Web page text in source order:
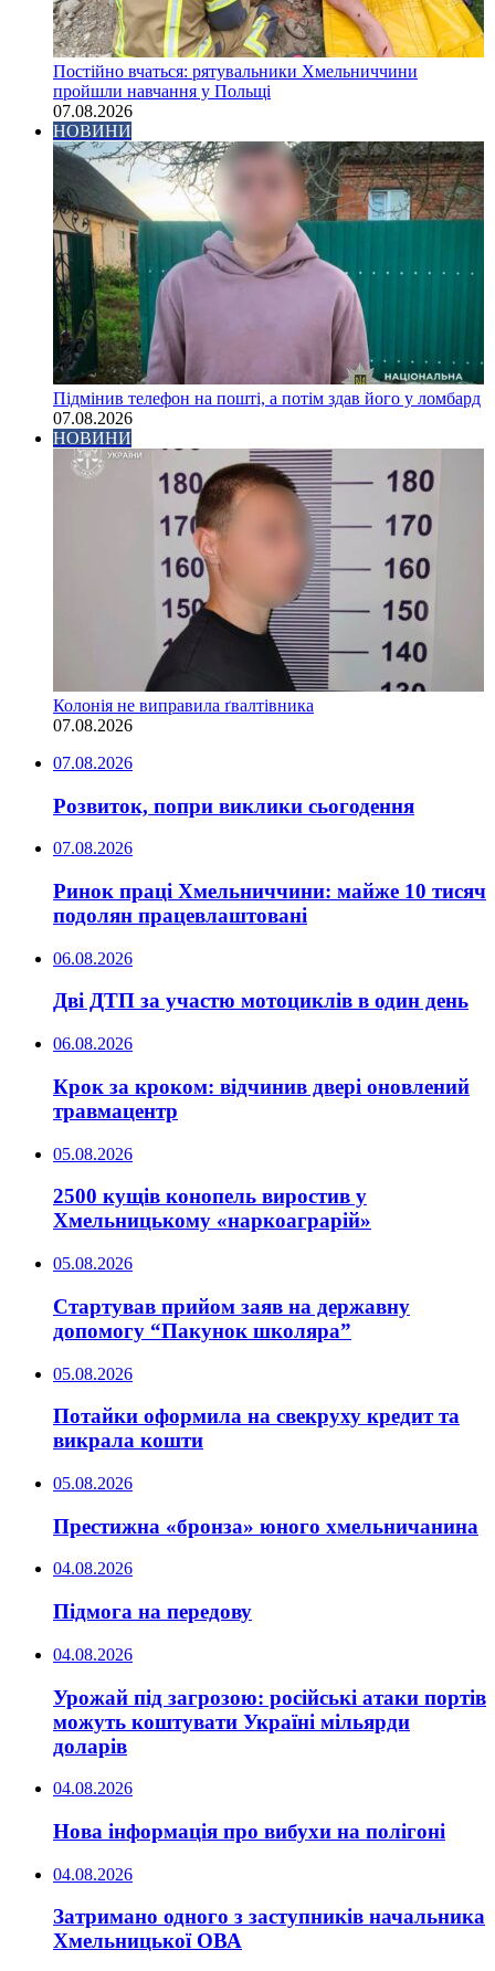
Постійно вчаться: рятувальники Хмельниччини
пройшли навчання у Польщі
07.08.2026
НОВИНИ
Підмінив телефон на пошті, а потім здав його у ломбард
07.08.2026
НОВИНИ
Колонія не виправила ґвалтівника
07.08.2026
07.08.2026
Розвиток, попри виклики сьогодення
07.08.2026
Ринок праці Хмельниччини: майже 10 тисяч
подолян працевлаштовані
06.08.2026
Дві ДТП за участю мотоциклів в один день
06.08.2026
Крок за кроком: відчинив двері оновлений
травмацентр
05.08.2026
2500 кущів конопель виростив у
Хмельницькому «наркоаграрій»
05.08.2026
Стартував прийом заяв на державну
допомогу “Пакунок школяра”
05.08.2026
Потайки оформила на свекруху кредит та
викрала кошти
05.08.2026
Престижна «бронза» юного хмельничанина
04.08.2026
Підмога на передову
04.08.2026
Урожай під загрозою: російські атаки портів
можуть коштувати Україні мільярди
доларів
04.08.2026
Нова інформація про вибухи на полігоні
04.08.2026
Затримано одного з заступників начальника
Хмельницької ОВА